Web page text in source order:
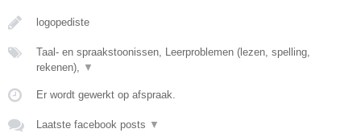
logopediste
Taal- en spraakstoonissen, Leerproblemen (lezen, spelling,
rekenen), ▼
Er wordt gewerkt op afspraak.
Laatste facebook posts ▼